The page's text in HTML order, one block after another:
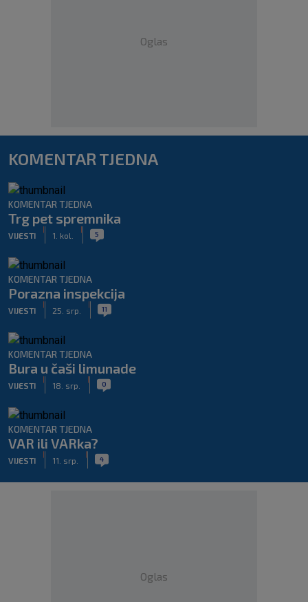
Oglas
KOMENTAR TJEDNA
KOMENTAR TJEDNA
Trg pet spremnika
VIJESTI 1. kol. 5
KOMENTAR TJEDNA
Porazna inspekcija
VIJESTI 25. srp. 11
KOMENTAR TJEDNA
Bura u čaši limunade
VIJESTI 18. srp. 0
KOMENTAR TJEDNA
VAR ili VARka?
VIJESTI 11. srp. 4
Oglas